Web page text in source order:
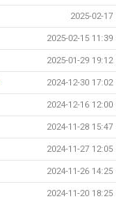
2025-02-17
2025-02-15 11:39
2025-01-29 19:12
2024-12-30 17:02
2024-12-16 12:00
2024-11-28 15:47
2024-11-27 12:05
2024-11-26 14:25
2024-11-20 18:25